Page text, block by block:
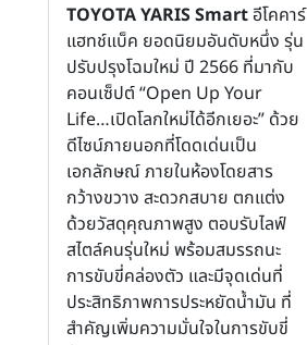
TOYOTA YARIS Smartอีโคคาร์
แฮทช์แบ็ค ยอดนิยมอันดับหนึ่ง รุ่น
ปรับปรุงโฉมใหม่ ปี 2566 ที่มากับ
คอนเซ็ปต์ “Open Up Your
Life…เปิดโลกใหม่ได้อีกเยอะ” ด้วย
ดีไซน์ภายนอกที่โดดเด่นเป็น
เอกลักษณ์ ภายในห้องโดยสาร
กว้างขวาง สะดวกสบาย ตกแต่ง
ด้วยวัสดุคุณภาพสูง ตอบรับไลฟ์
สไตล์คนรุ่นใหม่ พร้อมสมรรถนะ
การขับขี่คล่องตัว และมีจุดเด่นที่
ประสิทธิภาพการประหยัดน้ำมัน ที่
สำคัญเพิ่มความมั่นใจในการขับขี่